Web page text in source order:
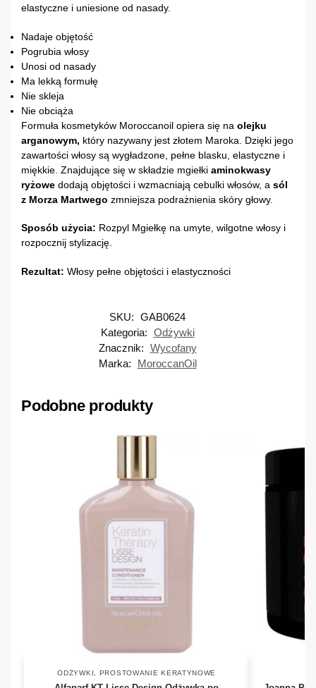
elastyczne i uniesione od nasady.
Nadaje objętość
Pogrubia włosy
Unosi od nasady
Ma lekką formułę
Nie skleja
Nie obciąża
Formuła kosmetyków Moroccanoil opiera się na olejku
arganowym, który nazywany jest złotem Maroka. Dzięki jego
zawartości włosy są wygładzone, pełne blasku, elastyczne i
miękkie. Znajdujące się w składzie mgiełki aminokwasy
ryżowe dodają objętości i wzmacniają cebulki włosów, a sól
z Morza Martwego zmniejsza podrażnienia skóry głowy.
Sposób użycia: Rozpyl Mgiełkę na umyte, wilgotne włosy i
rozpocznij stylizację.
Rezultat: Włosy pełne objętości i elastyczności
SKU: GAB0624
Kategoria: Odżywki
Znacznik: Wycofany
Marka:
MoroccanOil
Podobne produkty
ODŻYWKI PROSTOWANIE KERATYNOWE